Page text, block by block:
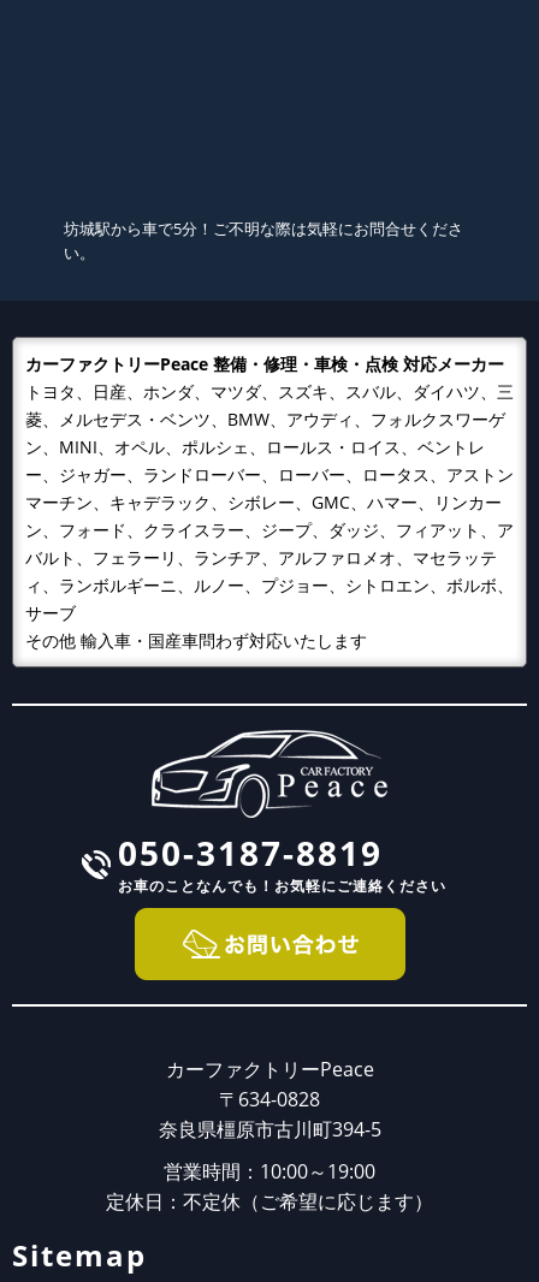
坊城駅から車で5分！ご不明な際は気軽にお問合せくださ
い。
カーファクトリーPeace 整備・修理・車検・点検 対応メーカー
トヨタ、日産、ホンダ、マツダ、スズキ、スバル、ダイハツ、三
菱、メルセデス・ベンツ、BMW、アウディ、フォルクスワーゲ
ン、MINI、オペル、ポルシェ、ロールス・ロイス、ベントレ
ー、ジャガー、ランドローバー、ローバー、ロータス、アストン
マーチン、キャデラック、シボレー、GMC、ハマー、リンカー
ン、フォード、クライスラー、ジープ、ダッジ、フィアット、ア
バルト、フェラーリ、ランチア、アルファロメオ、マセラッテ
ィ、ランボルギーニ、ルノー、プジョー、シトロエン、ボルボ、
サーブ
その他 輸入車・国産車問わず対応いたします
050-3187-8819
お車のことなんでも！ お気軽にご連絡ください
カーファクトリーPeace
〒634-0828
奈良県橿原市古川町394-5
営業時間：10:00～19:00
定休日：不定休（ご希望に応じます）
Sitemap